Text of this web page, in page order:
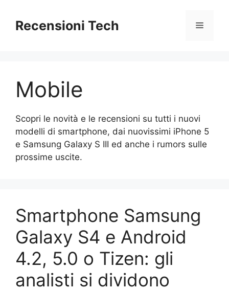
contenuto
Recensioni Tech Menu
Mobile
Scopri le novità e le recensioni su tutti i nuovi
modelli di smartphone, dai nuovissimi iPhone 5
e Samsung Galaxy S III ed anche i rumors sulle
prossime uscite.
Smartphone Samsung
Galaxy S4 e Android
4.2, 5.0 o Tizen: gli
analisti si dividono